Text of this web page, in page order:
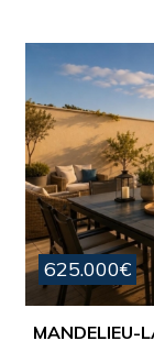
625.000€